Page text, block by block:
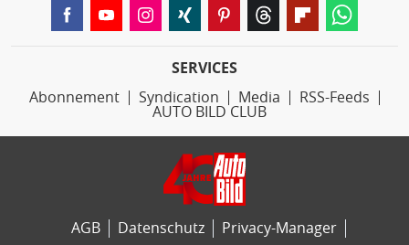
SERVICES
Abonnement
Syndication Media
RSS-Feeds
AUTO BILD CLUB
AGB Datenschutz Privacy-Manager